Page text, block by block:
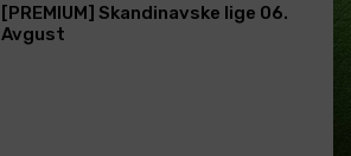
[PREMIUM] Skandinavske lige 06.
Avgust